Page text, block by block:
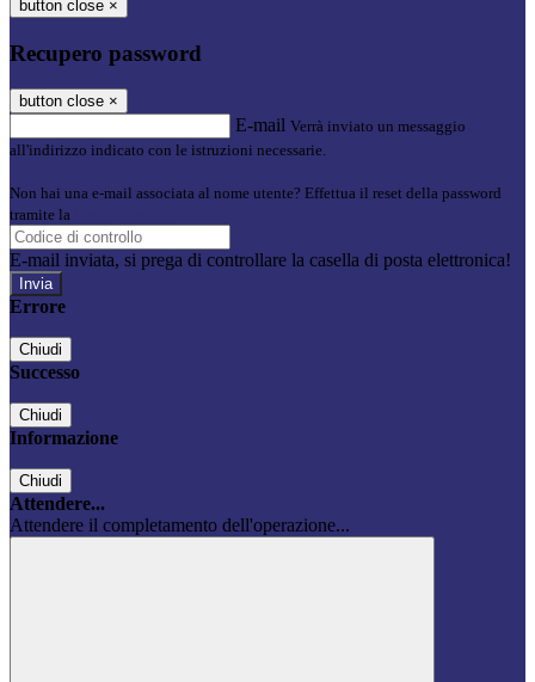
button close ×
Recupero password
button close ×
E-mail Verrà inviato un messaggio
all'indirizzo indicato con le istruzioni necessarie.
Non hai una e-mail associata al nome utente? Effettua il reset della password
tramite la
E-mail inviata, si prega di controllare la casella di posta elettronica!
Errore
Chiudi
Successo
Chiudi
Informazione
Chiudi
Attendere...
Attendere il completamento dell'operazione...